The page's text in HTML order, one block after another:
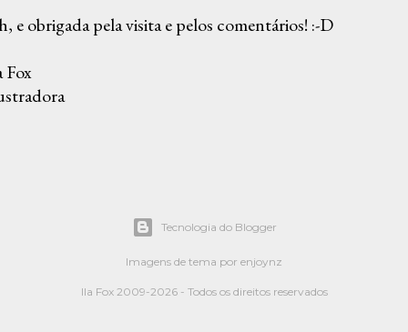
e obrigada pela visita e pelos comentários! :-D
Fox
Tecnologia do Blogger
Imagens de tema por enjoynz
Ila Fox 2009-2026 - Todos os direitos reservados